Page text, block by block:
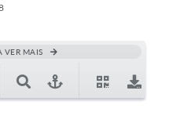
VER MAIS